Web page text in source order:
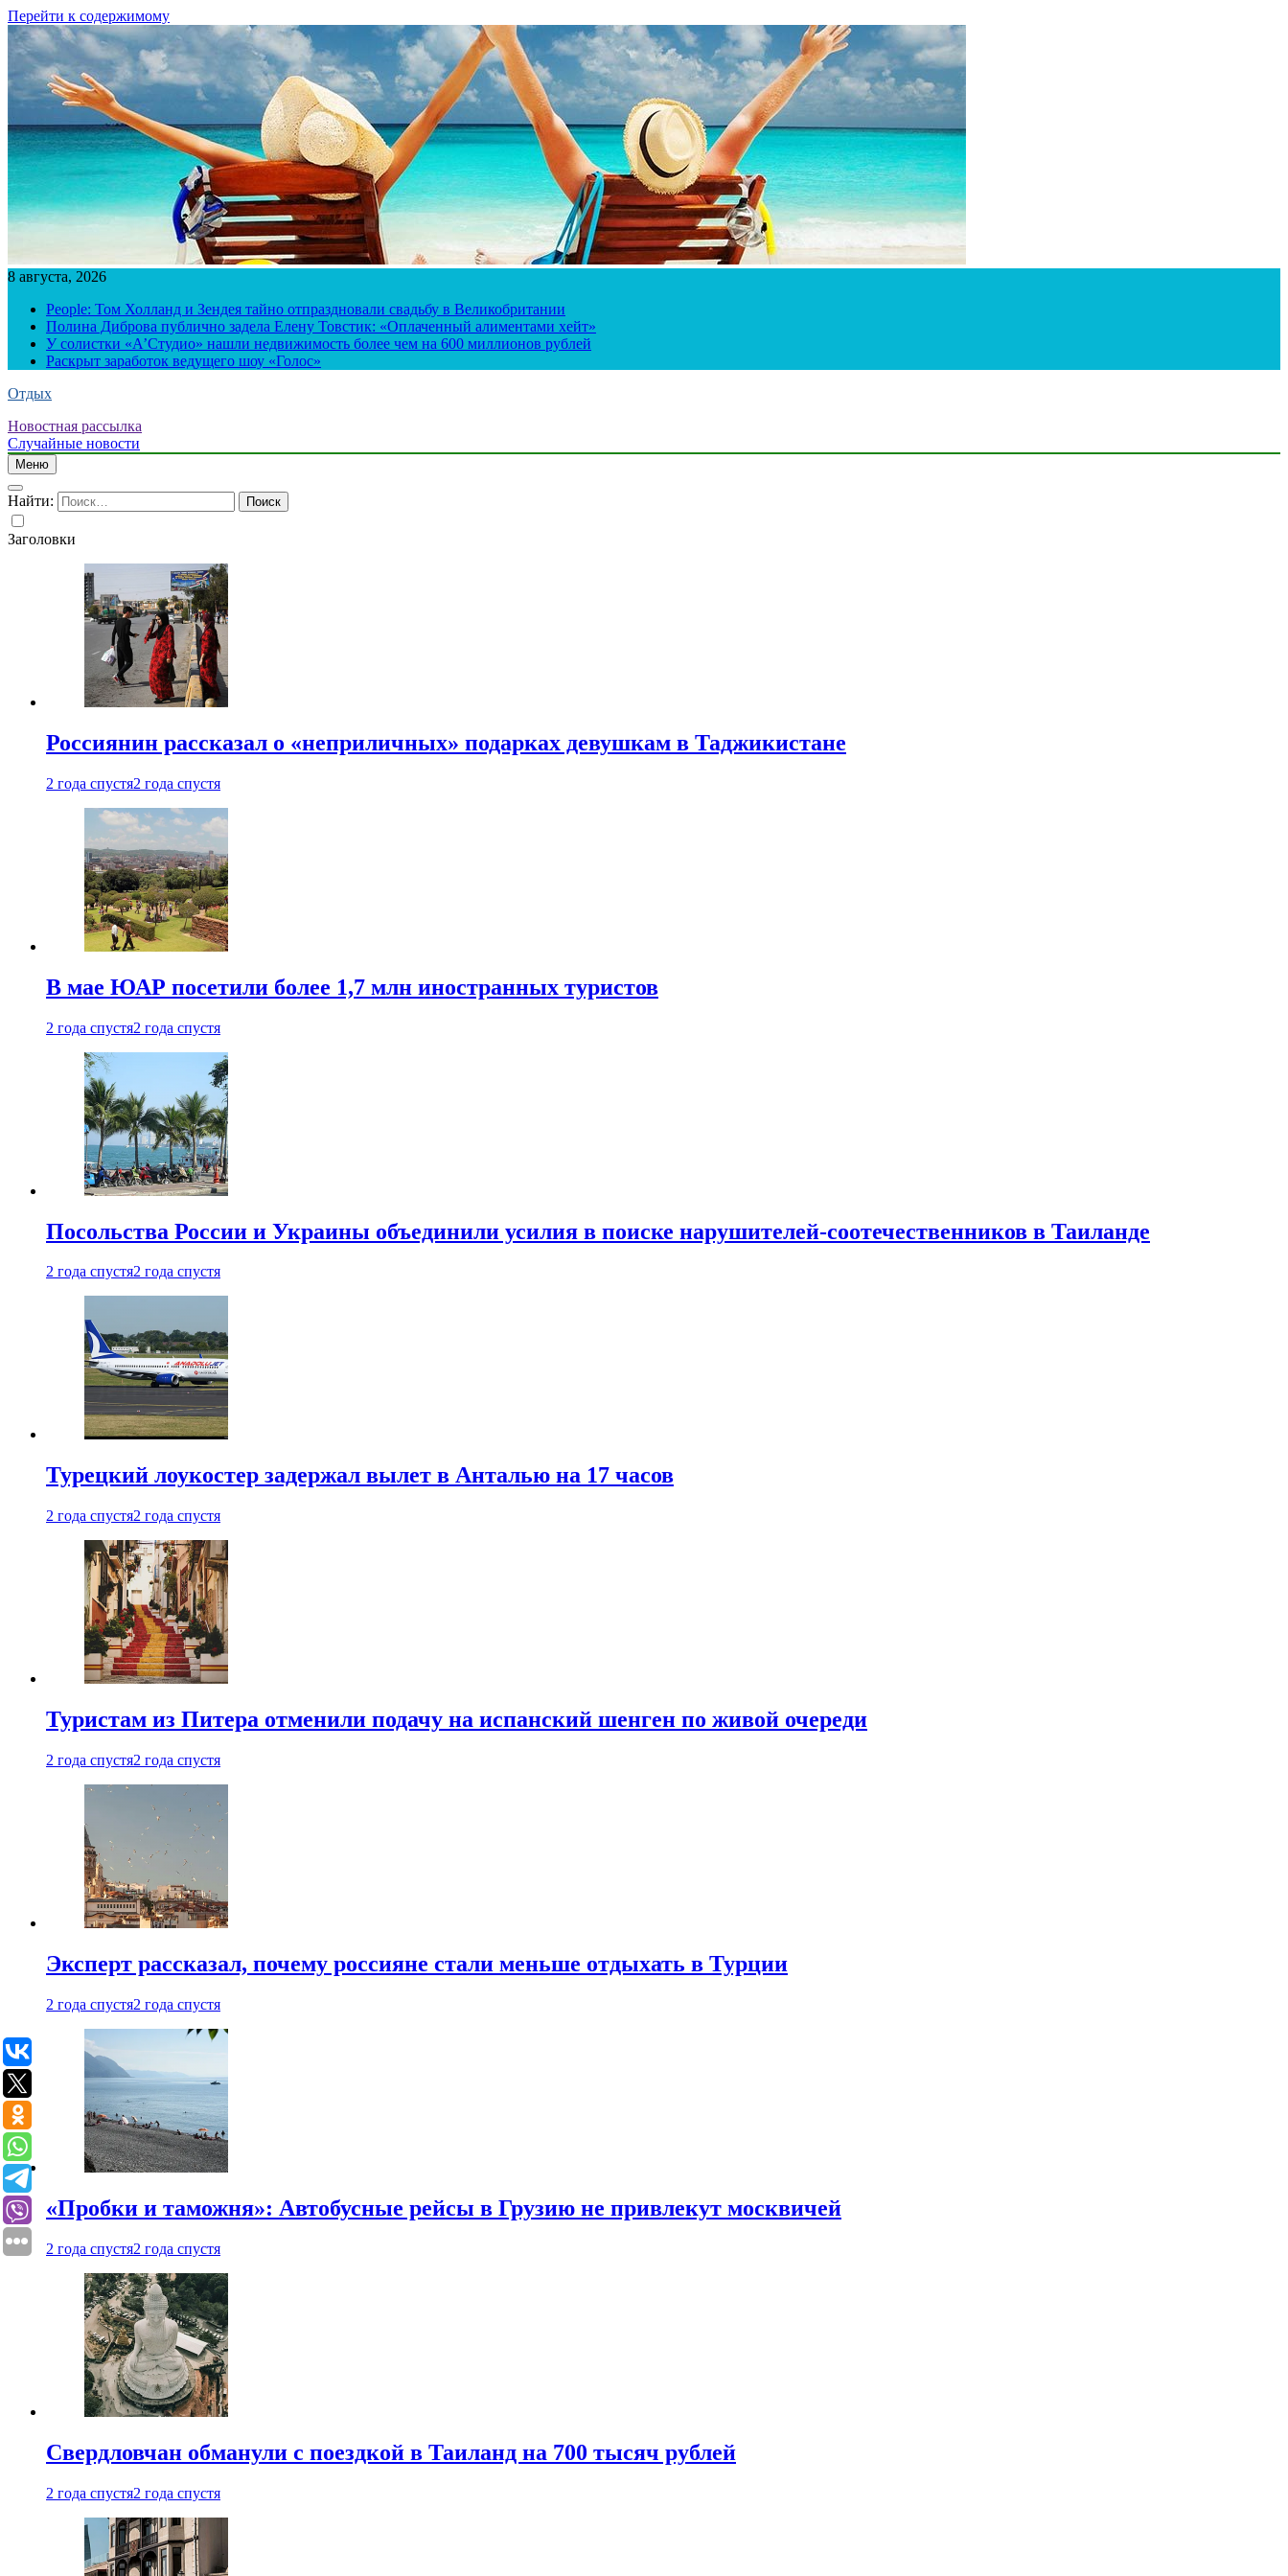
Перейти к содержимому
8 августа, 2026
People: Том Холланд и Зендея тайно отпраздновали свадьбу в Великобритании
Полина Диброва публично задела Елену Товстик: «Оплаченный алиментами хейт»
У солистки «А’Студио» нашли недвижимость более чем на 600 миллионов рублей
Раскрыт заработок ведущего шоу «Голос»
Отдых
Новостная рассылка
Случайные новости
Меню
Найти:
Заголовки
Россиянин рассказал о «неприличных» подарках девушкам в Таджикистане
2 года спустя2 года спустя
В мае ЮАР посетили более 1,7 млн иностранных туристов
2 года спустя2 года спустя
Посольства России и Украины объединили усилия в поиске нарушителей-соотечественников в Таиланде
2 года спустя2 года спустя
Турецкий лоукостер задержал вылет в Анталью на 17 часов
2 года спустя2 года спустя
Туристам из Питера отменили подачу на испанский шенген по живой очереди
2 года спустя2 года спустя
Эксперт рассказал, почему россияне стали меньше отдыхать в Турции
2 года спустя2 года спустя
«Пробки и таможня»: Автобусные рейсы в Грузию не привлекут москвичей
2 года спустя2 года спустя
Свердловчан обманули с поездкой в Таиланд на 700 тысяч рублей
2 года спустя2 года спустя